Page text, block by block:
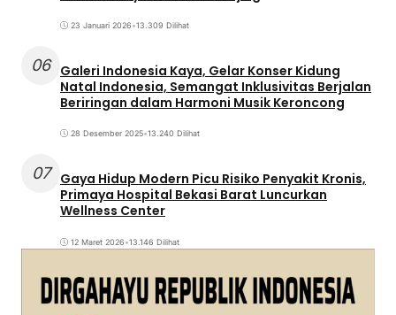
23 Januari 2026•13.309 Dilihat
06 Galeri Indonesia Kaya, Gelar Konser Kidung
Natal Indonesia, Semangat Inklusivitas Berjalan
Beriringan dalam Harmoni Musik Keroncong
28 Desember 2025•13.240 Dilihat
07
Gaya Hidup Modern Picu Risiko Penyakit Kronis,
Primaya Hospital Bekasi Barat Luncurkan
Wellness Center
12 Maret 2026•13.146 Dilihat